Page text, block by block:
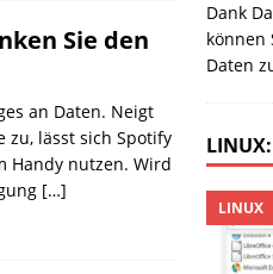
Sie den
an Daten. Neigt
zu, lässt sich Spotify
Handy nutzen. Wird
[…]
Dank
können
Daten
LINUX:
LINUX